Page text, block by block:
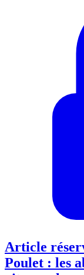
Article
Poulet : les